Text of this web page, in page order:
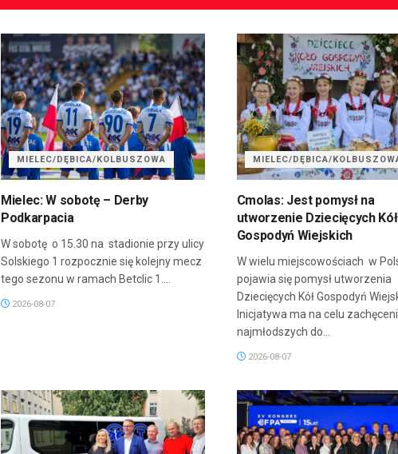
MIELEC/DĘBICA/KOLBUSZOWA
Mielec: W sobotę – Derby
Podkarpacia
W sobotę o 15.30 na stadionie przy ulicy
Solskiego 1 rozpocznie się kolejny mecz
tego sezonu w ramach Betclic 1....
2026-08-07
MIELEC/DĘBICA/
Cmolas: Jest pomysł na
utworzenie Dziecięcych Kół
Gospodyń Wiejskich
W wielu miejscowościach w
pojawia się pomysł utworzenia
Dziecięcych Kół Gospodyń
Inicjatywa ma na celu
najmłodszych do...
2026-08-07